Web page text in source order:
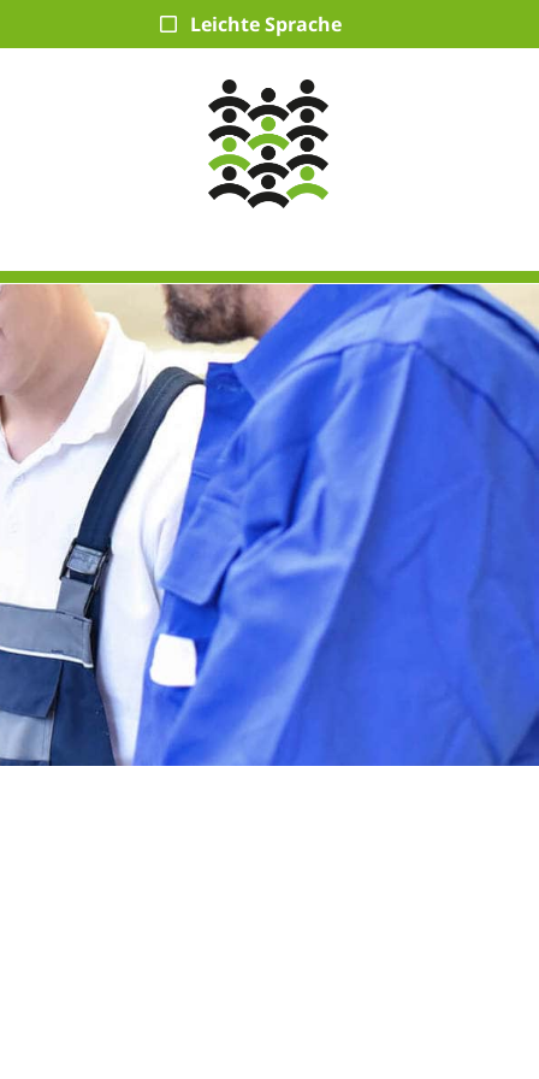
Leichte Sprache